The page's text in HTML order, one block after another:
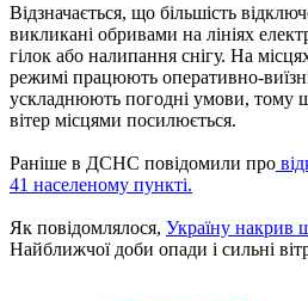
Відзначається, що більшість
викликані обривами на лініях
гілок або налипання снігу. На
режимі працюють оперативно-
ускладнюють погодні умови, тому
вітер місцями посилюється.
Раніше в ДСНС повідомили про
41 населеному пункті.
Як повідомлялося, Україну накрив
Найближчої доби опади і сильні